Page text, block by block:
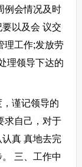
例会情况及时
以及会 议交
理工作;发放劳
理领导下达的
谨记领导的
求自己，对于
真 真地去完
三、工作中